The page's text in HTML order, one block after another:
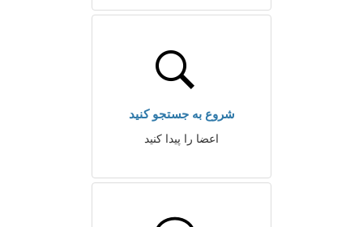
شروع به جستجو کنید
اعضا را پیدا کنید